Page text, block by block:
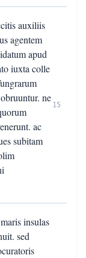
auxiliis
agentem
apud
iuxta colle
ne
ac
subitam
15
insulas
sed